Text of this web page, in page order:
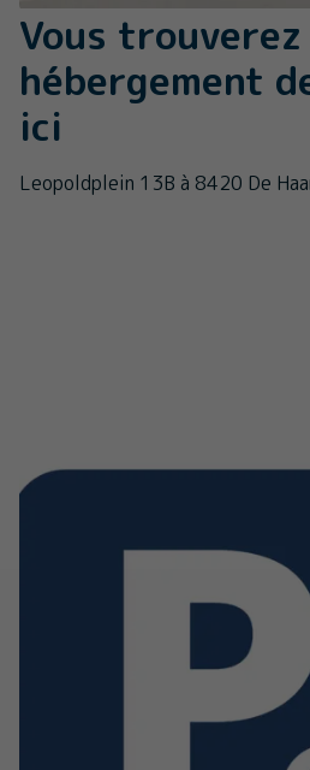
Vous
hébergement
ici
Leopoldplein 13B à 8420 De